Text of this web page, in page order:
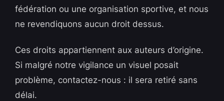
fédération ou une organisation sportive, et nous
ne revendiquons aucun droit dessus.
Ces droits appartiennent aux auteurs d’origine.
Si malgré notre vigilance un visuel posait
problème, contactez-nous : il sera retiré sans
délai.